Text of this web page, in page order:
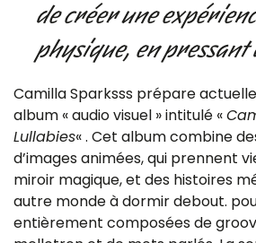
de créer une
physique, en pressant
Camilla Sparksss prépare
album « audio visuel » intitulé «
Lullabies« . Cet album combine
d’images animées, qui prennent
miroir magique, et des histoires
autre monde à dormir debout.
entièrement composées de